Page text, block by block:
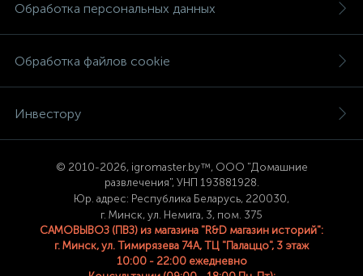
Обработка персональных данных
Обработка файлов cookie
Инвестору
© 2010-2026, igromaster.by™, ООО "Домашние
развлечения", УНП 193881928.
Юр. адрес: Республика Беларусь, 220030,
г. Минск, ул. Немига, 3, пом. 375
САМОВЫВОЗ (ПВЗ) из магазина "R&D магазин историй":
г. Минск, ул. Тимирязева 74A, ТЦ "Палаццо", 3 этаж
10:00 - 22:00 ежедневно